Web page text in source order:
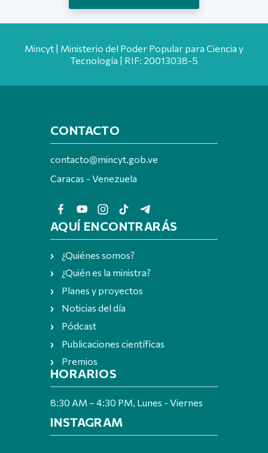
Mincyt | Ministerio del Poder Popular para Ciencia y
Tecnología | RIF: 20013038-5
CONTACTO
contacto@mincyt.gob.ve
Caracas - Venezuela
AQUÍ ENCONTRARÁS
¿Quiénes somos?
¿Quién es la ministra?
Planes y proyectos
Noticias del día
Pódcast
Publicaciones científicas
Premios
HORARIOS
8:30 AM – 4:30 PM, Lunes - Viernes
INSTAGRAM